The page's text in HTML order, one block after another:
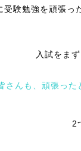
受験勉強を頑張っ
入試をま
さんも、頑張った
2